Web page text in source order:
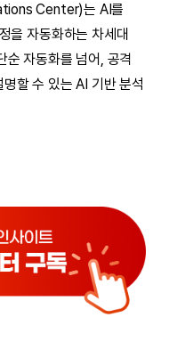
Center)는 AI를
을 자동화하는 차세대
순 자동화를 넘어, 공격
할 수 있는 AI 기반 분석